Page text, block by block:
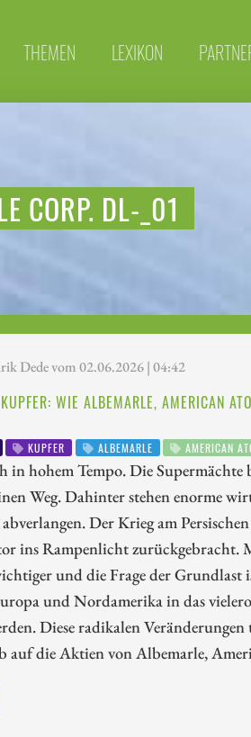
THEMEN LEXIKON
CORP. DL-_01
Dede vom 02.06.2026 | 04:42
WIE ALBEMARLE, AMERICAN
KUPFER ALBEMARLE AMERICAN
in hohem Tempo. Die
Weg. Dahinter stehen enorme
abverlangen. Der Krieg am
ins Rampenlicht zurückgebracht.
und die Frage der
und Nordamerika in das
Diese radikalen
auf die Aktien von Albemarle,